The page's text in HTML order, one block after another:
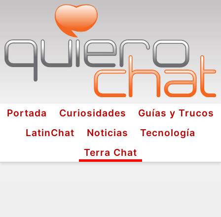
Portada Curiosidades
Guías y Trucos
LatinChat
Noticias
Tecnología
Terra Chat